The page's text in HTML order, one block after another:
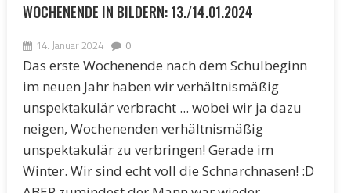
WOCHENENDE IN BILDERN: 13./14.01.2024
14. Januar 2024 0
Das erste Wochenende nach dem Schulbeginn
im neuen Jahr haben wir verhältnismäßig
unspektakulär verbracht ... wobei wir ja dazu
neigen, Wochenenden verhältnismäßig
unspektakulär zu verbringen! Gerade im
Winter. Wir sind echt voll die Schnarchnasen! :D